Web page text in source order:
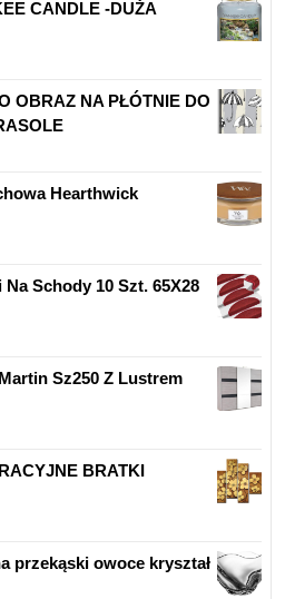
CANDLE -DUŻA
OBRAZ NA PŁÓTNIE DO
Hearthwick
Schody 10 Szt. 65X28
Sz250 Z Lustrem
BRATKI
przekąski owoce kryształ